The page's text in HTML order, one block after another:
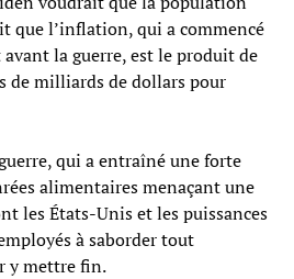
que l’inflation, qui a commencé
la guerre, est le produit de
de milliards de dollars pour
qui a entraîné une forte
alimentaires menaçant une
les États-Unis et les puissances
à saborder tout
y mettre fin.